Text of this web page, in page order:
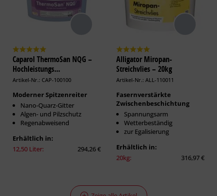
Caparol ThermoSan NQG –
Hochleistungs...
Artikel-Nr.: CAP-100100
Moderner Spitzenreiter
Nano-Quarz-Gitter
Algen- und Pilzschutz
Regenabweisend
Erhältlich in:
12,50 Liter:
294,26 €
Alligator Miropan-
Streichvlies – 20kg
Artikel-Nr.: ALL-110011
Fasernverstärkte
Zwischenbeschichtung
Spannungsarm
Wetterbeständig
zur Egalisierung
Erhältlich in:
20kg:
316,97 €